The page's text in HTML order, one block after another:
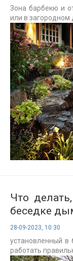
Зона барбекю и
или в загородном
Что
беседке
28-09-2023, 10:30
установленный в
работать